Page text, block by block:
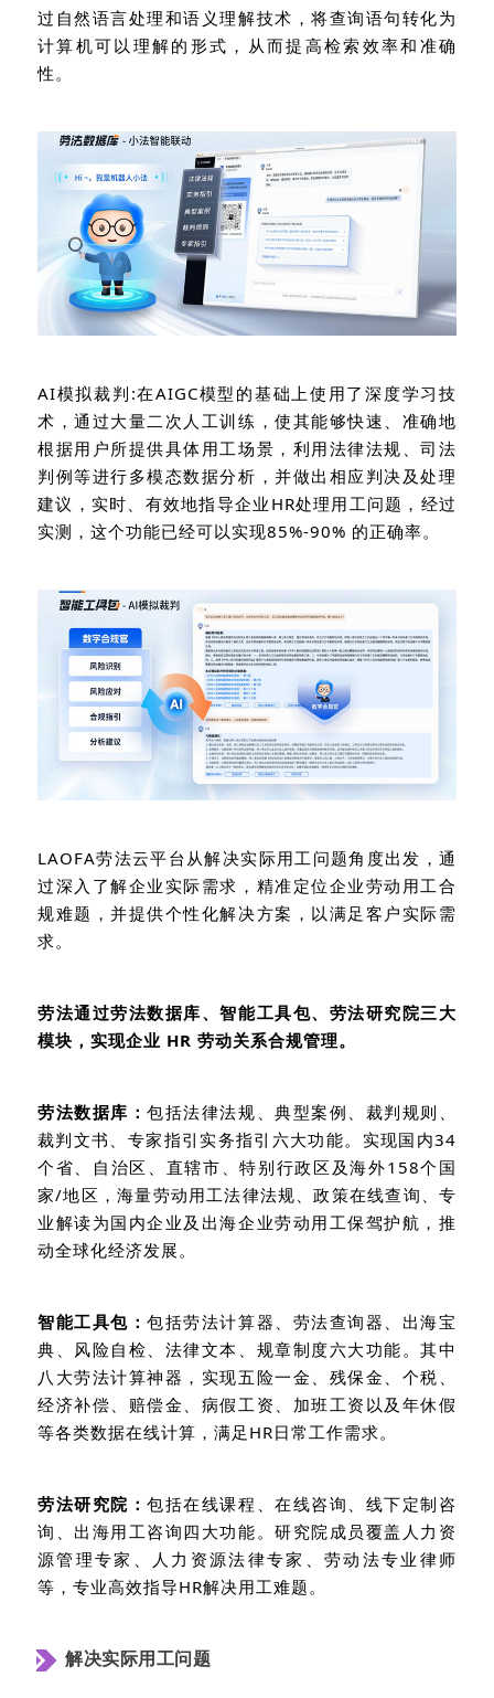
过自然语言处理和语义理解技术，将查询语句转化为
计算机可以理解的形式，从而提高检索效率和准确
性。
AI模拟裁判 :在AIGC模型的基础上使用了深度学习技
术，通过大量二次人工训练，使其能够快速、准确地
根据用户所提供具体用工场景，利用法律法规、司法
判例等进行多模态数据分析，并做出相应判决及处理
建议，实时、有效地指导企业 HR处理用工问题，经过
实测，这个功能已经可以实现85%-90% 的正确率。
LAOFA劳法云平台从解决实际用工问题角度出发，通
过深入了解企业实际需求，精准定位企业劳动用工合
规难题，并提供个性化解决方案，以满足客户实际需
求。
劳法通过劳法数据库、智能工具包、劳法研究院三大
模块，实现企业 HR 劳动关系合规管理。
劳法数据库：包括法律法规、典型案例、裁判规则、
裁判文书、专家指引实务指引六大功能。实现国内34
个省、自治区、直辖市、特别行政区及海外158个国
家/地区，海量劳动用工法律法规、政策在线查询、专
业解读为国内企业及出海企业劳动用工保驾护航，推
动全球化经济发展。
智能工具包：包括劳法计算器、劳法查询器、出海宝
典、风险自检、法律文本、规章制度六大功能。其中
八大劳法计算神器，实现五险一金、残保金、个税、
经济补偿、赔偿金、病假工资、加班工资以及年休假
等各类数据在线计算，满足 HR日常工作需求。
劳法研究院：包括在线课程、在线咨询、线下定制咨
询、出海用工咨询四大功能。研究院成员覆盖人力资
源管理专家、人力资源法律专家、劳动法专业律师
等，专业高效指导HR解决用工难题。
解决实际用工问题